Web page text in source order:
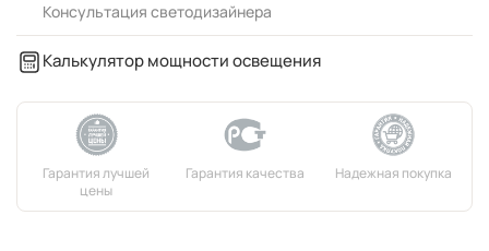
Консультация светодизайнера
Калькулятор мощности освещения